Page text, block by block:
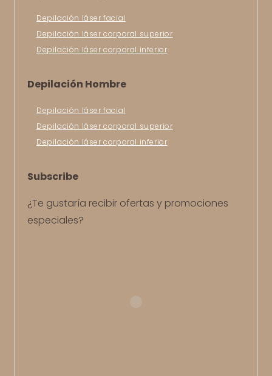
Depilación láser facial
Depilación láser corporal superior
Depilación láser corporal inferior
Depilación Hombre
Depilación láser facial
Depilación láser corporal superior
Depilación láser corporal inferior
Subscribe
¿Te gustaría recibir ofertas y promociones
especiales?